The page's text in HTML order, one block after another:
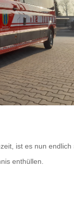
ist es nun endlich
enthüllen.